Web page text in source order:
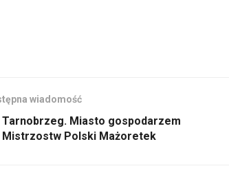
wiadomość
Tarnobrzeg. Miasto gospodarzem
Mistrzostw Polski Mażoretek